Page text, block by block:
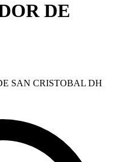
DE
SAN CRISTOBAL DH